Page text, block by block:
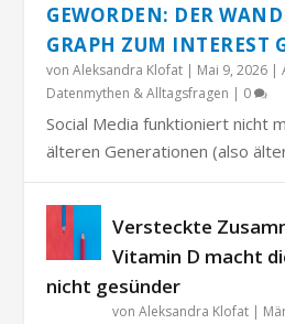
GEWORDEN: DER
GRAPH ZUM INTEREST
vonAleksandra Klofat Mai 9, 2026 |
Datenmythen & Alltagsfragen
0
Social Media funktioniert nicht
älteren Generationen (also
Versteckte
Vitamin D macht
nicht gesünder
vonAleksandra Klofat